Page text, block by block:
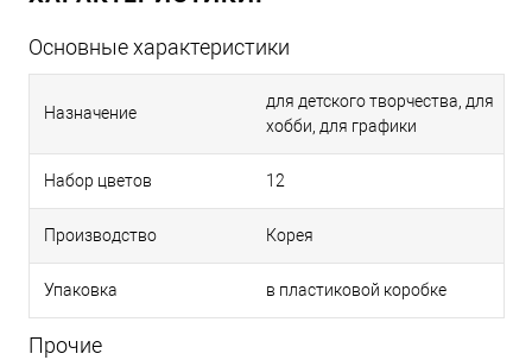
Основные характеристики
Назначение
для детского творчества, для
хобби, для графики
Набор цветов 12
Производство Корея
Упаковка в пластиковой коробке
Прочие